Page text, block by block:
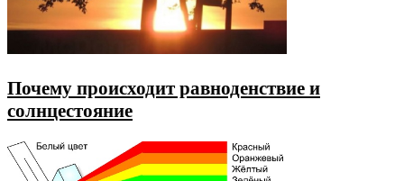
Почему происходит равноденствие и
солнцестояние